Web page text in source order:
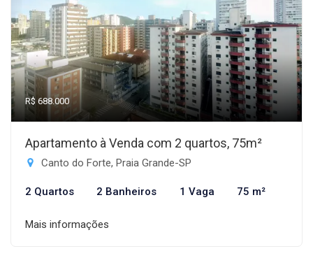
R$ 688.000
Apartamento à Venda com 2 quartos, 75m²
Canto do Forte, Praia Grande-SP
2 Quartos 2 Banheiros 1 Vaga 75 m²
Mais informações